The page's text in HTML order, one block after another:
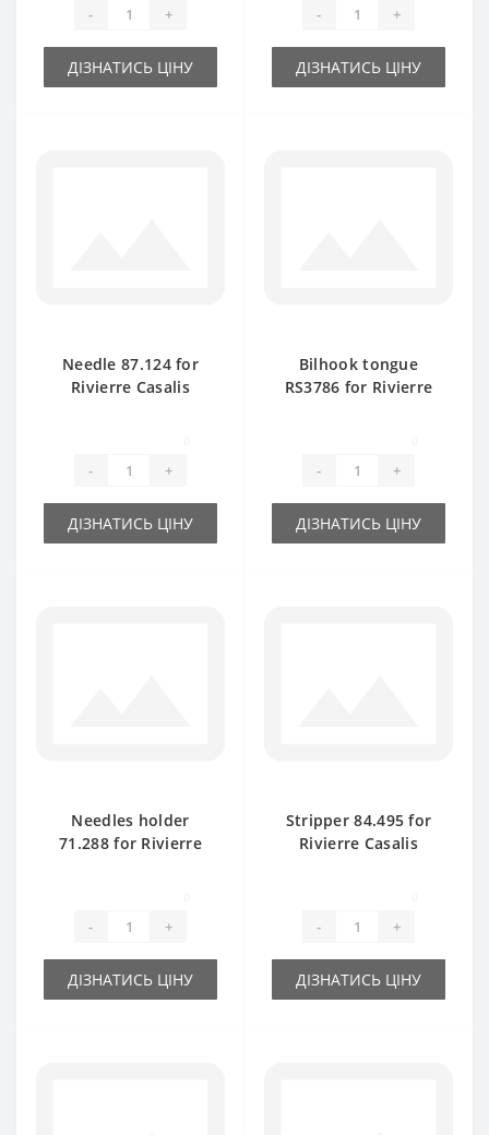
- +
ДІЗНАТИСЬ ЦІНУ
- +
ДІЗНАТИСЬ ЦІНУ
Needle 87.124 for
Rivierre Casalis
- +
ДІЗНАТИСЬ ЦІНУ
Bilhook tongue
RS3786 for Rivierre
- +
ДІЗНАТИСЬ ЦІНУ
Needles holder
71.288 for Rivierre
- +
ДІЗНАТИСЬ ЦІНУ
Stripper 84.495 for
Rivierre Casalis
- +
ДІЗНАТИСЬ ЦІНУ